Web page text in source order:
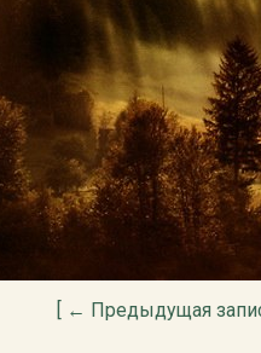
[ ← Предыдущая